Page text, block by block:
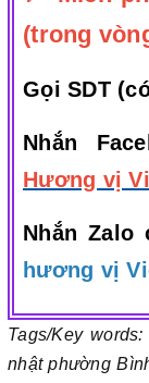
(trong
Gọi SDT
Nhắn
Hương vị
Nhắn
hương vị
Tags/Key
nhật phường